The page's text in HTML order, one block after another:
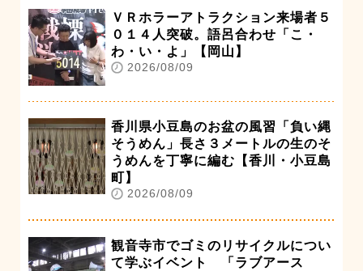
ＶＲホラーアトラクション来場者５
０１４人突破。語呂合わせ「こ・
わ・い・よ」【岡山】
2026/08/09
香川県小豆島のお盆の風習「負い縄
そうめん」長さ３メートルの生のそ
うめんを丁寧に編む【香川・小豆島
町】
2026/08/09
観音寺市でゴミのリサイクルについ
て学ぶイベント 「ラブアース